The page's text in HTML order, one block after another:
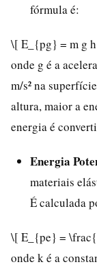
fórmula é:
\[ E_{pg} = m g
onde g é a
m/s² na
altura, maior a
energia é
Energia
materiais
É calculada
\[ E_{pe} =
onde k é a